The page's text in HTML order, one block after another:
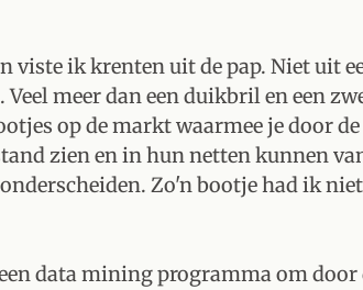
viste ik krenten uit de pap. Niet uit
Veel meer dan een duikbril en een
op de markt waarmee je door
zien en in hun netten kunnen
Zo'n bootje had ik
data mining programma om door